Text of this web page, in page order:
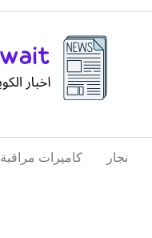
كاميرات مراقبة نجار